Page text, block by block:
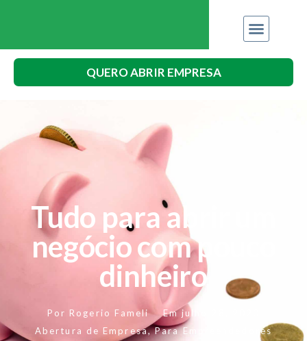
QUERO ABRIR EMPRESA
Tudo para abrir um
negócio com pouco
dinheiro
Por Rogerio Fameli Em julho 28, 2020
Abertura de Empresa,Para Empreendedores